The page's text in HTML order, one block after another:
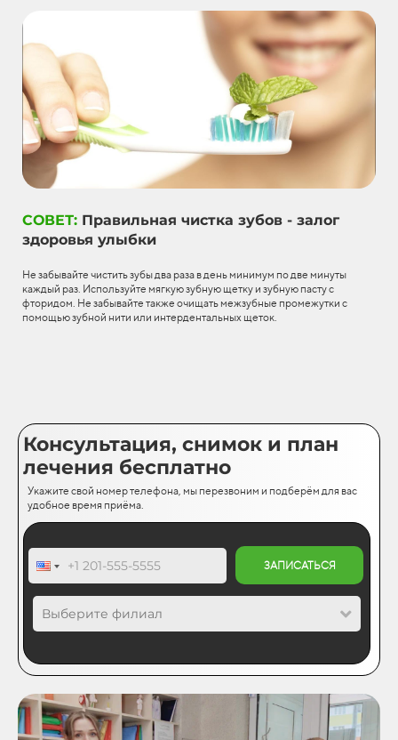
СОВЕТ: Правильная чистка зубов - залог
здоровья улыбки
Не забывайте чистить зубы два раза в день минимум по две минуты
каждый раз. Используйте мягкую зубную щетку и зубную пасту с
фторидом. Не забывайте также очищать межзубные промежутки с
помощью зубной нити или интердентальных щеток.
Консультация, снимок и план
лечения бесплатно
Укажите свой номер телефона, мы перезвоним и подберём для вас
удобное время приёма.
ЗАПИСАТЬСЯ
Выберите филиал